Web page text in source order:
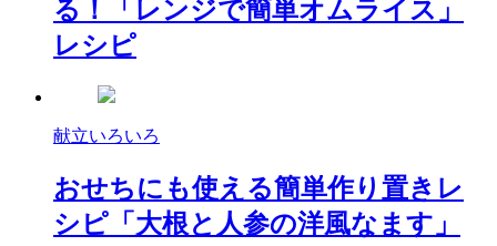
る！「レンジで簡単オムライス」
レシピ
献立いろいろ
おせちにも使える簡単作り置きレ
シピ「大根と人参の洋風なます」